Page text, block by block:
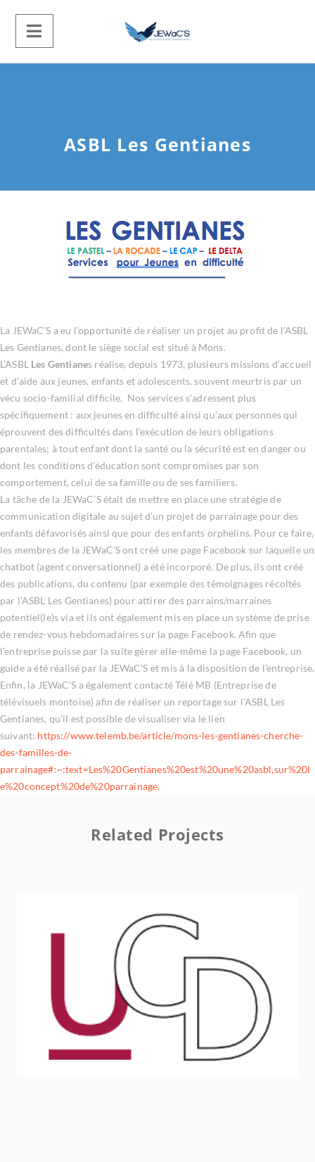
ASBL Les Gentianes
La JEWaC’S a eu l’opportunité de réaliser un projet au profit de l’ASBL
Les Gentianes, dont le siège social est situé à Mons.
L’ASBL Les Gentianes réalise, depuis 1973, plusieurs missions d’accueil
et d’aide aux jeunes, enfants et adolescents, souvent meurtris par un
vécu socio-familial difficile. Nos services s’adressent plus
spécifiquement : aux jeunes en difficulté ainsi qu’aux personnes qui
éprouvent des difficultés dans l’exécution de leurs obligations
parentales; à tout enfant dont la santé ou la sécurité est en danger ou
dont les conditions d’éducation sont compromises par son
comportement, celui de sa famille ou de ses familiers.
La tâche de la JEWaC’S était de mettre en place une stratégie de
communication digitale au sujet d’un projet de parrainage pour des
enfants défavorisés ainsi que pour des enfants orphelins. Pour ce faire,
les membres de la JEWaC’S ont créé une page Facebook sur laquelle un
chatbot (agent conversationnel) a été incorporé. De plus, ils ont créé
des publications, du contenu (par exemple des témoignages récoltés
par l’ASBL Les Gentianes) pour attirer des parrains/marraines
potentiel(le)s via et ils ont également mis en place un système de prise
de rendez-vous hebdomadaires sur la page Facebook. Afin que
l’entreprise puisse par la suite gérer elle-même la page Facebook, un
guide a été réalisé par la JEWaC’S et mis à la disposition de l’entreprise.
Enfin, la JEWaC’S a également contacté Télé MB (Entreprise de
télévisuels montoise) afin de réaliser un reportage sur l’ASBL Les
Gentianes, qu’il est possible de visualiser via le lien
suivant: https://www.telemb.be/article/mons-les-gentianes-cherche-
des-familles-de-
parrainage#:~:text=Les%20Gentianes%20est%20une%20asbl,sur%20l
e%20concept%20de%20parrainage.
Related Projects